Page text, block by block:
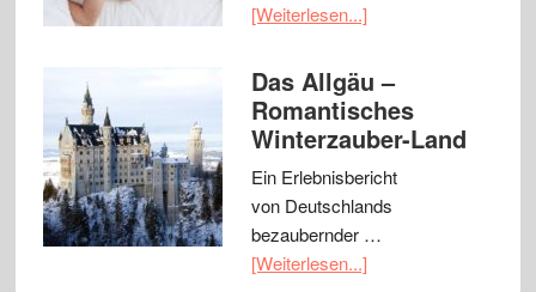
[Weiterlesen...]
Das Allgäu –
Romantisches
Winterzauber-Land
Ein Erlebnisbericht
von Deutschlands
bezaubernder …
[Weiterlesen...]